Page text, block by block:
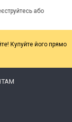
або
Купуйте його прямо